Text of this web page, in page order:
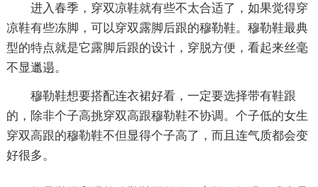
进入春季，穿双凉鞋就有些不太合适了，如果觉得穿
凉鞋有些冻脚，可以穿双露脚后跟的穆勒鞋。穆勒鞋最典
型的特点就是它露脚后跟的设计，穿脱方便，看起来丝毫
不显邋遢。
穆勒鞋想要搭配连衣裙好看，一定要选择带有鞋跟
的，除非个子高挑穿双高跟穆勒鞋不协调。个子低的女生
穿双高跟的穆勒鞋不但显得个子高了，而且连气质都会变
好很多。